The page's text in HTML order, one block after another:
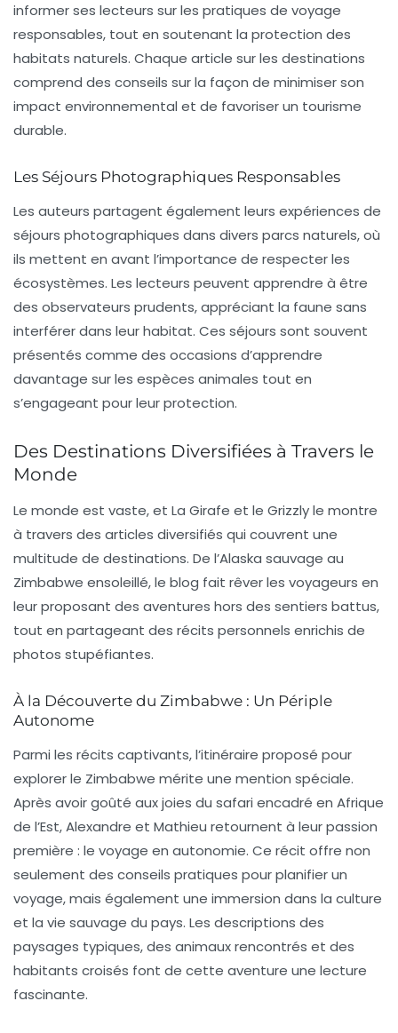
informer ses lecteurs sur les pratiques de voyage
responsables, tout en soutenant la protection des
habitats naturels. Chaque article sur les destinations
comprend des conseils sur la façon de minimiser son
impact environnemental et de favoriser un tourisme
durable.
Les Séjours Photographiques Responsables
Les auteurs partagent également leurs expériences de
séjours photographiques dans divers parcs naturels, où
ils mettent en avant l’importance de respecter les
écosystèmes. Les lecteurs peuvent apprendre à être
des observateurs prudents, appréciant la faune sans
interférer dans leur habitat. Ces séjours sont souvent
présentés comme des occasions d’apprendre
davantage sur les espèces animales tout en
s’engageant pour leur protection.
Des Destinations Diversifiées à Travers le
Monde
Le monde est vaste, et La Girafe et le Grizzly le montre
à travers des articles diversifiés qui couvrent une
multitude de destinations. De l’Alaska sauvage au
Zimbabwe ensoleillé, le blog fait rêver les voyageurs en
leur proposant des aventures hors des sentiers battus,
tout en partageant des récits personnels enrichis de
photos stupéfiantes.
À la Découverte du Zimbabwe : Un Périple
Autonome
Parmi les récits captivants, l’itinéraire proposé pour
explorer le Zimbabwe mérite une mention spéciale.
Après avoir goûté aux joies du safari encadré en Afrique
de l’Est, Alexandre et Mathieu retournent à leur passion
première : le voyage en autonomie. Ce récit offre non
seulement des conseils pratiques pour planifier un
voyage, mais également une immersion dans la culture
et la vie sauvage du pays. Les descriptions des
paysages typiques, des animaux rencontrés et des
habitants croisés font de cette aventure une lecture
fascinante.